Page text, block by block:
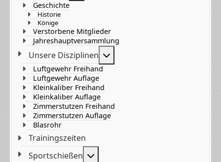
Geschichte
Historie
Könige
Verstorbene Mitglieder
Jahreshauptversammlung
Unsere Disziplinen
Luftgewehr Freihand
Luftgewehr Auflage
Kleinkaliber Freihand
Kleinkaliber Auflage
Zimmerstutzen Freihand
Zimmerstutzen Auflage
Blasrohr
Trainingszeiten
Sportschießen